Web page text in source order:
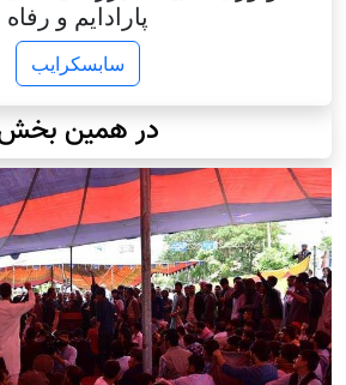
پارادایم و رفاه
سابسکرایب
در همین